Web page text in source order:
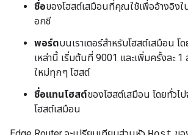
ชื่อของโฮสต์เสมือนที่คุณใช้เพื่ออ้างอิง
อกซี
พอร์ตบนเราเตอร์สำหรับโฮสต์เสมือน
เหล่านี้ เริ่มต้นที่ 9001 และเพิ่มครั้งละ 1
ใหม่ทุกๆ โฮสต์
ชื่อแทนโฮสต์ของโฮสต์เสมือน โดยทั่วไ
โฮสต์เสมือน